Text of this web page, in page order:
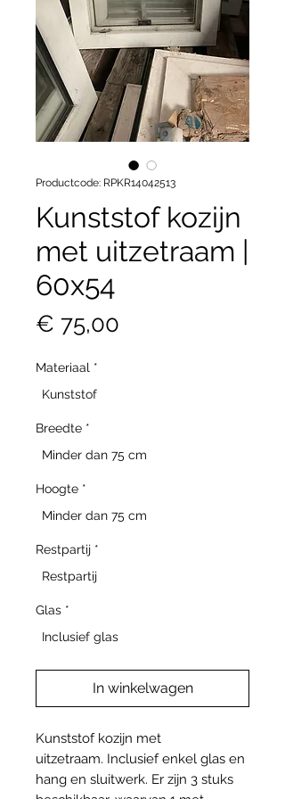
Productcode: RPKR14042513
Kunststof kozijn
met uitzetraam |
60x54
€ 75,00
Materiaal *
Kunststof
Breedte *
Minder dan 75 cm
Hoogte *
Minder dan 75 cm
Restpartij *
Restpartij
Glas *
Inclusief glas
In winkelwagen
Kunststof kozijn met
uitzetraam. Inclusief enkel glas en
hang en sluitwerk. Er zijn 3 stuks